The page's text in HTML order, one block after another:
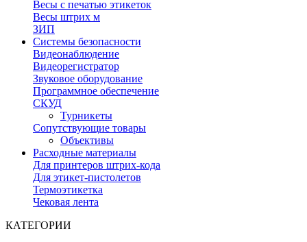
Весы с печатью этикеток
Весы штрих м
ЗИП
Системы безопасности
Видеонаблюдение
Видеорегистратор
Звуковое оборудование
Программное обеспечение
СКУД
Турникеты
Сопутствующие товары
Объективы
Расходные материалы
Для принтеров штрих-кода
Для этикет-пистолетов
Термоэтикетка
Чековая лента
КАТЕГОРИИ